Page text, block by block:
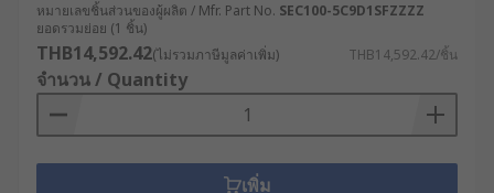
หมายเลขชิ้นส่วนของผู้ผลิต / Mfr. Part No. SEC100-5C9D1SFZZZZ
ยอดรวมย่อย (1 ชิ้น)
THB14,592.42(ไม่รวมภาษีมูลค่าเพิ่ม) THB14,592.42/ชิ้น
จำนวน / Quantity
เพิ่ม